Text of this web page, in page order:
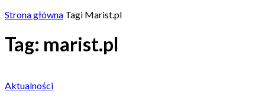
Strona główna Tagi Marist.pl
Tag: marist.pl
Aktualności